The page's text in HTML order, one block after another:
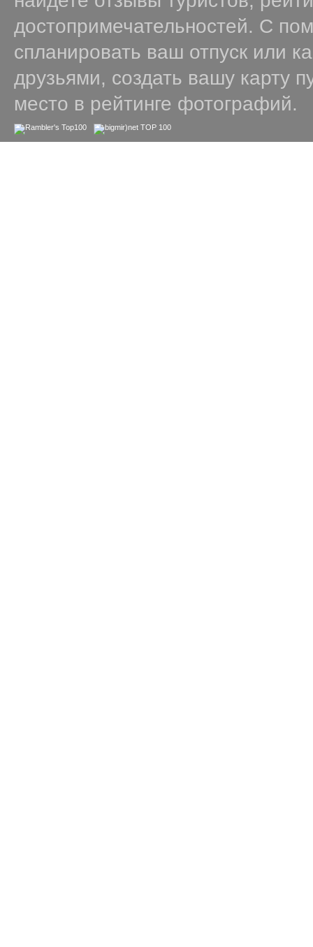
достопримечательностей. С
спланировать ваш отпуск или
друзьями, создать вашу карту
место в рейтинге фотографий.